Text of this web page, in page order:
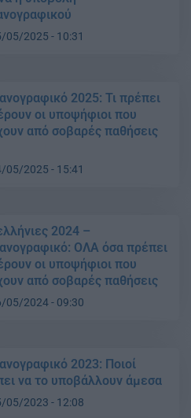
05/2025 - 10:31
2025: Τι πρέπει
οι υποψήφιοι που
από σοβαρές παθήσεις
05/2025 - 15:41
2024 –
ΟΛΑ όσα πρέπει
οι υποψήφιοι που
από σοβαρές παθήσεις
05/2024 - 09:30
2023: Ποιοί
να το υποβάλλουν άμεσα
05/2023 - 12:08